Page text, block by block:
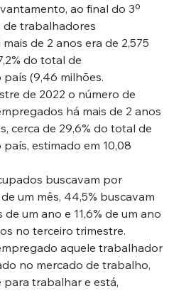
ao final do 3º
de trabalhadores
de 2 anos era de 2,575
do total de
(9,46 milhões.
de 2022 o número de
há mais de 2 anos
cerca de 29,6% do total de
estimado em 10,08
buscavam por
um mês, 44,5% buscavam
um ano e 11,6% de um ano
no terceiro trimestre.
aquele trabalhador
no mercado de trabalho,
trabalhar e está,